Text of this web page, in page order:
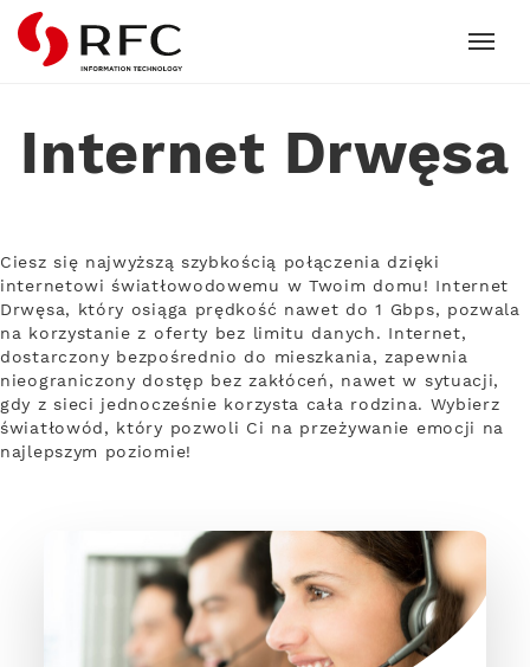
RFC
Internet Drwęsa
Ciesz się najwyższą szybkością połączenia dzięki
internetowi światłowodowemu w Twoim domu! Internet
Drwęsa, który osiąga prędkość nawet do 1 Gbps, pozwala
na korzystanie z oferty bez limitu danych. Internet,
dostarczony bezpośrednio do mieszkania, zapewnia
nieograniczony dostęp bez zakłóceń, nawet w sytuacji,
gdy z sieci jednocześnie korzysta cała rodzina. Wybierz
światłowód, który pozwoli Ci na przeżywanie emocji na
najlepszym poziomie!